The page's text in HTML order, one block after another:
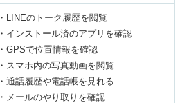
・LINEのトーク履歴を閲覧
・インストール済のアプリを確認
・GPSで位置情報を確認
・スマホ内の写真動画を閲覧
・通話履歴や電話帳を見れる
・メールのやり取りを確認